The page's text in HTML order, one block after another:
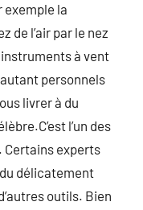
exemple la
de l’air par le nez
à vent
personnels
livrer à du
l’un des
Certains experts
délicatement
outils. Bien